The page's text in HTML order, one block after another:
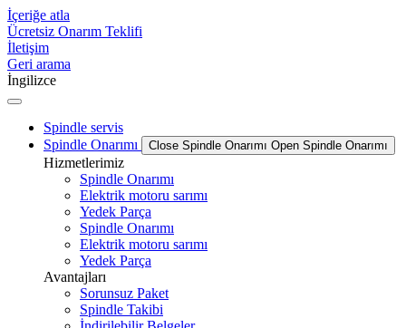
İçeriğe atla
Ücretsiz Onarım Teklifi
İletişim
Geri arama
İngilizce
Spindle servis
Spindle Onarımı
Close Spindle Onarımı Open Spindle Onarımı
Hizmetlerimiz
Spindle Onarımı
Elektrik motoru sarımı
Yedek Parça
Spindle Onarımı
Elektrik motoru sarımı
Yedek Parça
Avantajları
Sorunsuz Paket
Spindle Takibi